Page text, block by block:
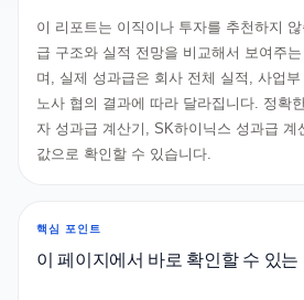
이 리포트는 이직이나 투자를 추천하지
급 구조와 실적 전망을 비교해서 보여주
며, 실제 성과급은 회사 전체 실적, 사업
노사 협의 결과에 따라 달라집니다. 정확
자 성과급 계산기, SK하이닉스 성과급 계
값으로 확인할 수 있습니다.
핵심 포인트
이 페이지에서 바로 확인할 수 있는